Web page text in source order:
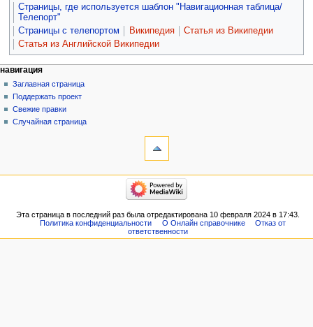
Страницы, где используется шаблон "Навигационная таблица/
Телепорт"
Страницы с телепортом
Википедия
Статья из Википедии
Статья из Английской Википедии
навигация
Заглавная страница
Поддержать проект
Свежие правки
Случайная страница
Эта страница в последний раз была отредактирована 10 февраля 2024 в 17:43.
Политика конфиденциальности
О Онлайн справочнике
Отказ от
ответственности